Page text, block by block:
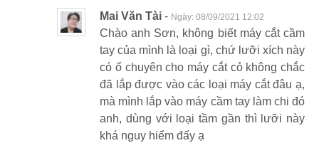
Mai Văn Tài - Ngày: 08/09/2021 12:02
Chào anh Sơn, không biết máy cắt cầm
tay của mình là loại gì, chứ lưỡi xích này
có ổ chuyên cho máy cắt cỏ không chắc
đã lắp được vào các loại máy cắt đâu ạ,
mà mình lắp vào máy cầm tay làm chi đó
anh, dùng với loại tầm gần thì lưỡi này
khá nguy hiểm đấy ạ